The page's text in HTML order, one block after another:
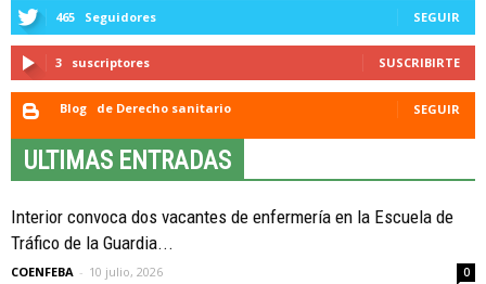
465 Seguidores SEGUIR
3 suscriptores SUSCRIBIRTE
Blog de Derecho sanitario SEGUIR
ULTIMAS ENTRADAS
Interior convoca dos vacantes de enfermería en la Escuela de
Tráfico de la Guardia...
COENFEBA - 10 julio, 2026 0